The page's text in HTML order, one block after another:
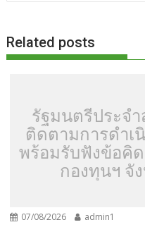
Related posts
รัฐมนตรีประจ
ติดตามการดำเ
พร้อมรับฟังข้อคิ
กองทุนฯ จั
07/08/2026 admin1